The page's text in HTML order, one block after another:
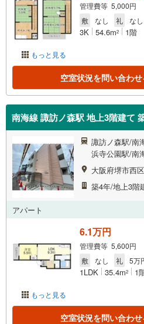
もっと見る
管理費等 5,000円
敷
なし 礼 なし
3K 54.6m2 1階
空室状況を問い合わせ
南海線 諏訪ノ森駅 地上3階建て
諏訪ノ森駅/南
浜寺公園駅/南
大阪府堺市西
築4年/地上3階
アパート
もっと見る
6.1万円
管理費等 5,600円
敷
なし 礼 5万
1LDK 35.4m2 1
空室状況を問い合わせ